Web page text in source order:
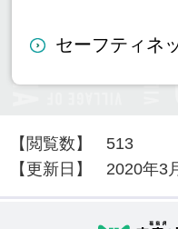
セーフティネ
【閲覧数】
513
【更新日】
2020年3